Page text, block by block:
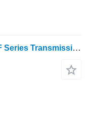
Fiat F140, F100, F110, F115, F120 F Series Transmission Synchronizer 5149524 prsten sinkronizatora za traktora na kotačima